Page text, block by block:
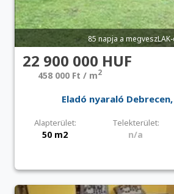
85 napja a
22 900 000 HUF
458 000 Ft / m2
Eladó nyaraló
Alapterület: Telekterület:
50 m2 n/a